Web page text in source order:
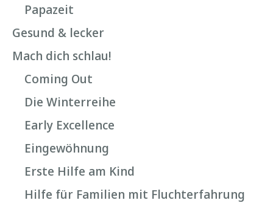
Papazeit
Gesund & lecker
Mach dich schlau!
Coming Out
Die Winterreihe
Early Excellence
Eingewöhnung
Erste Hilfe am Kind
Hilfe für Familien mit Fluchterfahrung